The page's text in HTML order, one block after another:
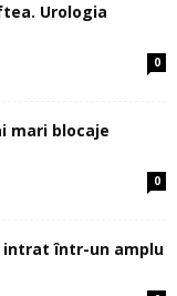
Urologia
0
mari blocaje
0
intrat într-un amplu